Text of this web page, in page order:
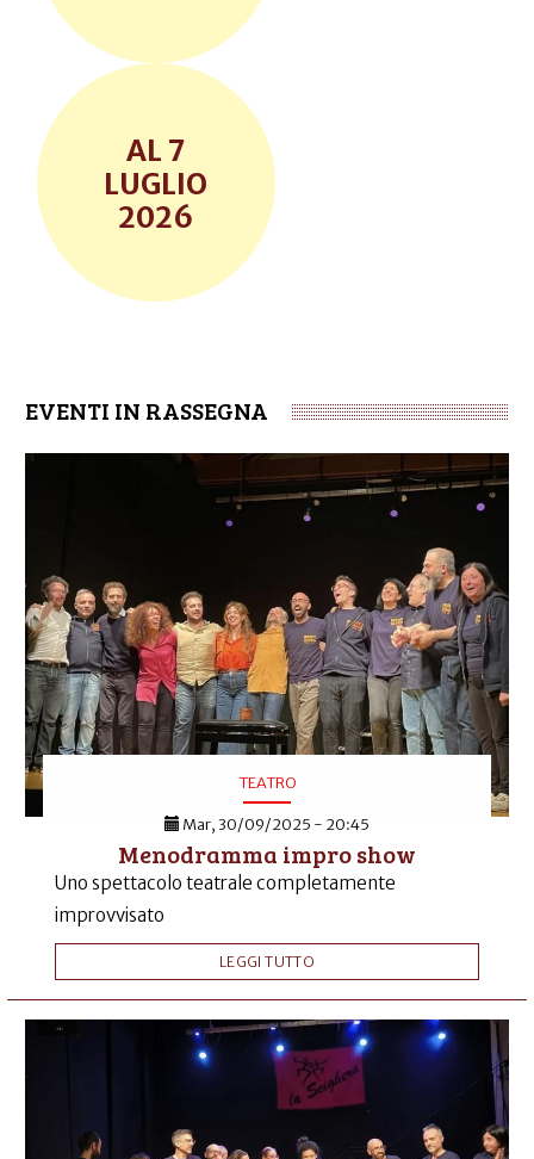
7
LUGLIO
2026
EVENTI IN RASSEGNA
TEATRO
Mar, 30/09/2025 - 20:45
Menodramma impro show
Uno spettacolo teatrale completamente
improvvisato
LEGGI TUTTO